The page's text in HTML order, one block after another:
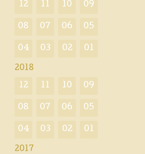
12 11 10 09
08 07 06 05
04 03 02 01
2018
12 11 10 09
08 07 06 05
04 03 02 01
2017